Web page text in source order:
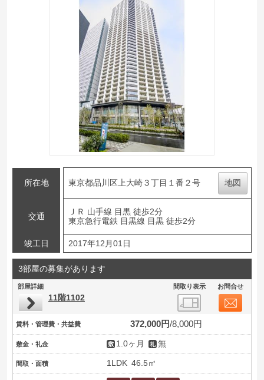
所在地 東京都品川区上大崎３丁目１番２号 地図
交通
ＪＲ 山手線 目黒 徒歩2分
東京急行電鉄 目黒線 目黒 徒歩2分
竣工日 2017年12月01日
3部屋の募集があります
部屋詳細 間取り表示 お問合せ
11階1102
賃料・管理費・共益費 372,000円 8,000円
敷金・礼金 1.0ヶ月 無
間取・面積 1LDK 46.5㎡